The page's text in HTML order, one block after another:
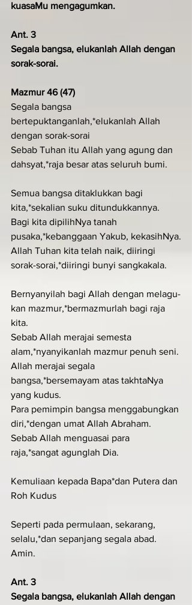
kuasaMu mengagumkan.
Ant. 3
Segala bangsa, elukanlah Allah dengan
sorak-sorai.
Mazmur 46 (47)
Segala bangsa
bertepuktanganlah,*elukanlah Allah
dengan sorak-sorai
Sebab Tuhan itu Allah yang agung dan
dahsyat,*raja besar atas seluruh bumi.
Semua bangsa ditaklukkan bagi
kita,*sekalian suku ditundukkannya.
Bagi kita dipilihNya tanah
pusaka,*kebanggaan Yakub, kekasihNya.
Allah Tuhan kita telah naik, diiringi
sorak-sorai,*diiringi bunyi sangkakala.
Bernyanyilah bagi Allah dengan melagu-
kan mazmur,*bermazmurlah bagi raja
kita.
Sebab Allah merajai semesta
alam,*nyanyikanlah mazmur penuh seni.
Allah merajai segala
bangsa,*bersemayam atas takhtaNya
yang kudus.
Para pemimpin bangsa menggabungkan
diri,*dengan umat Allah Abraham.
Sebab Allah menguasai para
raja,*sangat agunglah Dia.
Kemuliaan kepada Bapa*dan Putera dan
Roh Kudus
Seperti pada permulaan, sekarang,
selalu,*dan sepanjang segala abad.
Amin.
Ant. 3
Segala bangsa, elukanlah Allah dengan